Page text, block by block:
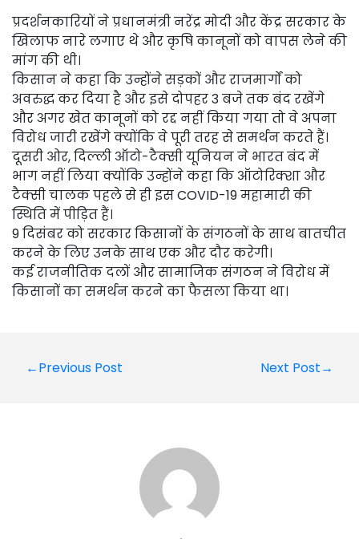
प्रदर्शनकारियों ने प्रधानमंत्री नरेंद्र मोदी और केंद्र सरकार के
खिलाफ नारे लगाए थे और कृषि कानूनों को वापस लेने की
मांग की थी।
किसान ने कहा कि उन्होंने सड़कों और राजमार्गों को
अवरुद्ध कर दिया है और इसे दोपहर 3 बजे तक बंद रखेंगे
और अगर खेत कानूनों को रद्द नहीं किया गया तो वे अपना
विरोध जारी रखेंगे क्योंकि वे पूरी तरह से समर्थन करते हैं।
दूसरी ओर, दिल्ली ऑटो-टैक्सी यूनियन ने भारत बंद में
भाग नहीं लिया क्योंकि उन्होंने कहा कि ऑटोरिक्शा और
टैक्सी चालक पहले से ही इस COVID-19 महामारी की
स्थिति में पीड़ित हैं।
9 दिसंबर को सरकार किसानों के संगठनों के साथ बातचीत
करने के लिए उनके साथ एक और दौर करेगी।
कई राजनीतिक दलों और सामाजिक संगठन ने विरोध में
किसानों का समर्थन करने का फैसला किया था।
Post
←Previous Post Next Post→